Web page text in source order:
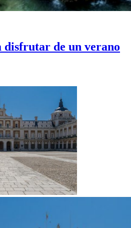
disfrutar de un verano